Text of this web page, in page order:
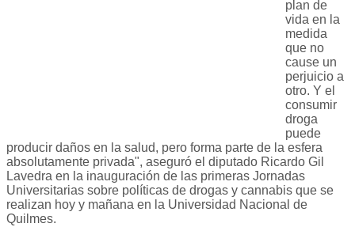
plan de
vida en la
medida
que no
cause un
perjuicio a
otro. Y el
consumir
droga
puede
producir daños en la salud, pero forma parte de la esfera
absolutamente privada", aseguró el diputado Ricardo Gil
Lavedra en la inauguración de las primeras Jornadas
Universitarias sobre políticas de drogas y cannabis que se
realizan hoy y mañana en la Universidad Nacional de
Quilmes.